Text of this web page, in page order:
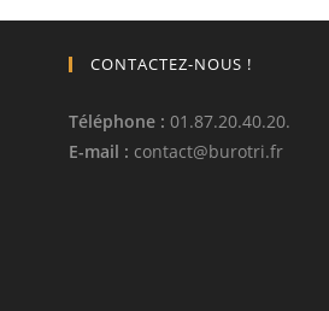
CONTACTEZ-NOUS !
Téléphone : 01.87.20.40.20.
E-mail : contact@burotri.fr